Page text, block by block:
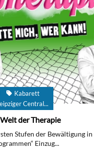
Kabarett
Central...
der Therapie
Stufen der Bewältigung
Einzug...